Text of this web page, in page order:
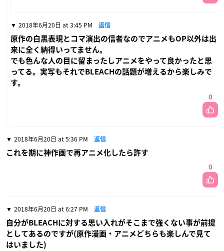
2018年6月20日 at 3:45 PM 返信
原作の白黒表現とコマ演出の信者なのでアニメもOP以外は出
来に全く納得いってません。
でも色んな人の目に留まったしアニメをやって良かったと思
ってる。実写もそれでBLEACHの話題が増えるから楽しみで
す。
0
2018年6月20日 at 5:36 PM 返信
これを期に神作画で再アニメ化したら許す
0
2018年6月20日 at 6:27 PM 返信
自分がBLEACHに対する思い入れがそこまで強くない事が前提
としてあるのですが(原作漫画・アニメどちらも楽しんで見て
はいました)